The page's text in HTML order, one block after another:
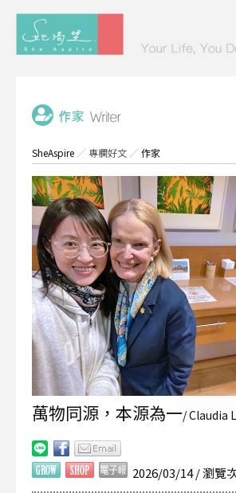
SheAspire ／專欄好文 ／作家
萬物同源，本源為一/ Claudia
2026/03/14 / 瀏覽